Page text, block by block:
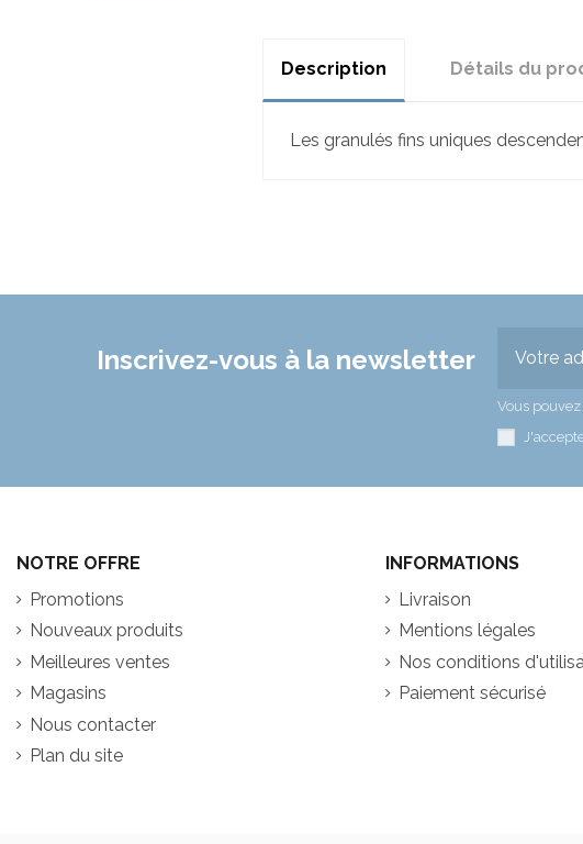
Description Détails du
Les granulés fins uniques
Inscrivez-vous à la newsletter
Vous
NOTRE OFFRE
Promotions
Nouveaux produits
Meilleures ventes
Magasins
Nous contacter
Plan du site
INFORMATIONS
Livraison
Mentions légales
Nos conditions
Paiement sécurisé